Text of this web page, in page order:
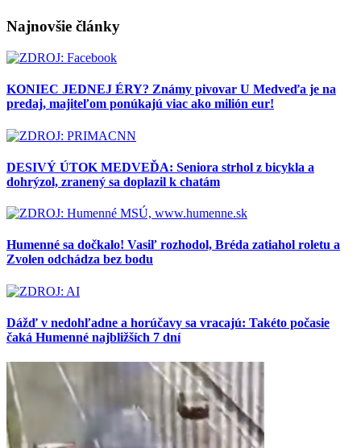
Najnovšie články
KONIEC JEDNEJ ÉRY? Známy pivovar U Medveďa je na
predaj, majiteľom ponúkajú viac ako milión eur!
DESIVÝ ÚTOK MEDVEĎA: Seniora strhol z bicykla a
dohrýzol, zranený sa doplazil k chatám
Humenné sa dočkalo! Vasiľ rozhodol, Bréda zatiahol roletu a
Zvolen odchádza bez bodu
Dážď v nedohľadne a horúčavy sa vracajú: Takéto počasie
čaká Humenné najbližších 7 dní